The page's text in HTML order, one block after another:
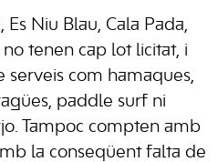
Es Niu Blau, Cala Pada,
no tenen cap lot licitat, i
serveis com hamaques,
paddle surf ni
Tampoc compten amb
la conseqüent falta de